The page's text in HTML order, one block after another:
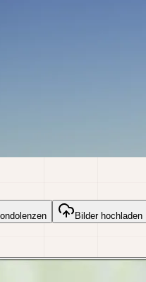
Bilder hochladen